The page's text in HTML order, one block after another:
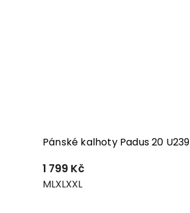
Pánské kalhoty Padus 20 U239
1 799 Kč
MLXLXXL